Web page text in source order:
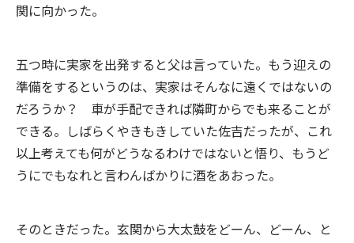
関に向かった。
五つ時に実家を出発すると父は言っていた。もう迎えの
準備をするというのは、実家はそんなに遠くではないの
だろうか？ 車が手配できれば隣町からでも来ることが
できる。しばらくやきもきしていた佐吉だったが、これ
以上考えても何がどうなるわけではないと悟り、もうど
うにでもなれと言わんばかりに酒をあおった。
そのときだった。玄関から大太鼓をどーん、どーん、と